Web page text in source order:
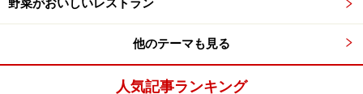
野菜がおいしいレストラン
他のテーマも見る
人気記事ランキング